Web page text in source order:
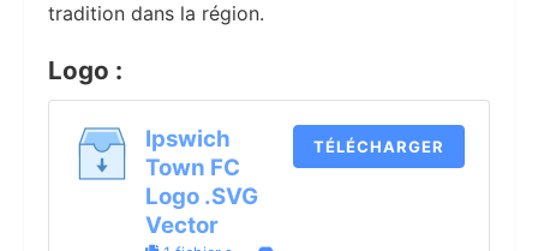
tradition dans la région.
Logo :
Ipswich
Town FC
Logo .SVG
Vector
TÉLÉCHARGER